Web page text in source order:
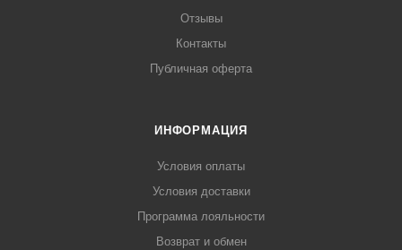
Отзывы
Контакты
Публичная оферта
ИНФОРМАЦИЯ
Условия оплаты
Условия доставки
Программа лояльности
Возврат и обмен